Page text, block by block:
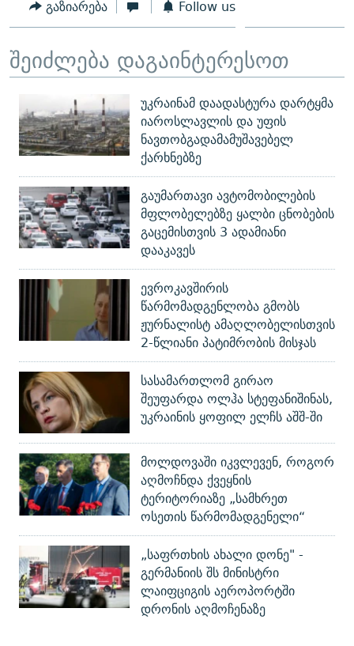
გაზიარება Follow us
შეიძლება დაგაინტერესოთ
უკრაინამ დაადასტურა დარტყმა
იაროსლავლის და უფის
ნავთობგადამამუშავებელ
ქარხნებზე
გაუმართავი ავტომობილების
მფლობელებზე ყალბი ცნობების
გაცემისთვის 3 ადამიანი
დააკავეს
ევროკავშირის
წარმომადგენლობა გმობს
ჟურნალისტ ამაღლობელისთვის
2-წლიანი პატიმრობის მისჯას
სასამართლომ გირაო
შეუფარდა ოლჰა სტეფანიშინას,
უკრაინის ყოფილ ელჩს აშშ-ში
მოლდოვაში იკვლევენ, როგორ
აღმოჩნდა ქვეყნის
ტერიტორიაზე „სამხრეთ
ოსეთის წარმომადგენელი“
„საფრთხის ახალი დონე" -
გერმანიის შს მინისტრი
ლაიფციგის აეროპორტში
დრონის აღმოჩენაზე